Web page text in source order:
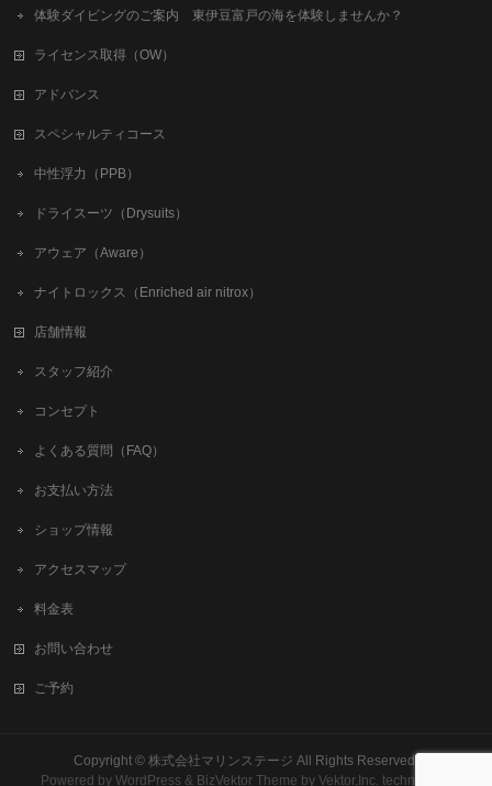
体験ダイビングのご案内 東伊豆富戸の海を体験しませんか？
ライセンス取得（OW）
アドバンス
スペシャルティコース
中性浮力（PPB）
ドライスーツ（Drysuits）
アウェア（Aware）
ナイトロックス（Enriched air nitrox）
店舗情報
スタッフ紹介
コンセプト
よくある質問（FAQ）
お支払い方法
ショップ情報
アクセスマップ
料金表
お問い合わせ
ご予約
Copyright © 株式会社マリンステージ All Rights Reserved.
Powered byWordPress & BizVektor Theme byVektor,Inc. technology.